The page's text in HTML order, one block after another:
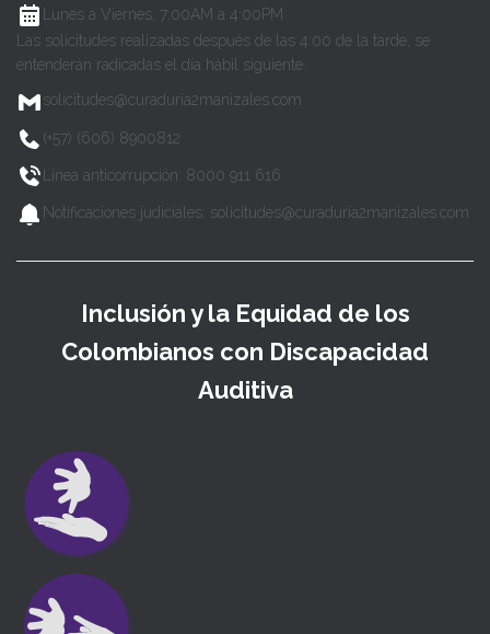
Lunes a Viernes, 7:00AM a 4:00PM
Las solicitudes realizadas después de las 4:00 de la tarde, se
entenderán radicadas el día hábil siguiente.
solicitudes@curaduria2manizales.com
(+57) (606) 8900812
Línea anticorrupción: 8000 911 616
Notificaciones judiciales: solicitudes@curaduria2manizales.com
Inclusión y la Equidad de los
Colombianos con Discapacidad
Auditiva